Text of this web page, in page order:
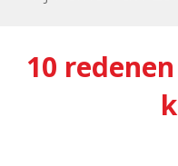
10